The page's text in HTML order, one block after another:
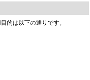
的は以下の通りです。